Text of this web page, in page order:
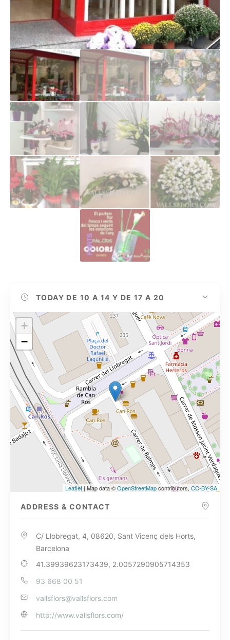
TODAY DE 10 A 14 Y DE 17 A 20
+
−
Leaflet | Map data ©OpenStreetMapcontributors, CC-BY-SA
ADDRESS & CONTACT
C/ Llobregat, 4, 08620, Sant Vicenç dels Horts,
Barcelona
41.39939623173439, 2.0057290905714353
93 668 00 51
vallsflors@vallsflors.com
http://www.vallsflors.com/